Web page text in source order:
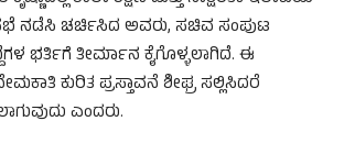
ನಡೆಸಿ ಚರ್ಚಿಸಿದ ಅವರು, ಸಚಿವ ಸಂಪುಟ
ಭರ್ತಿಗೆ ತೀರ್ಮಾನ ಕೈಗೊಳ್ಳಲಾಗಿದೆ. ಈ
ಕುರಿತ ಪ್ರಸ್ತಾವನೆ ಶೀಘ್ರ ಸಲ್ಲಿಸಿದರೆ
ಎಂದರು.